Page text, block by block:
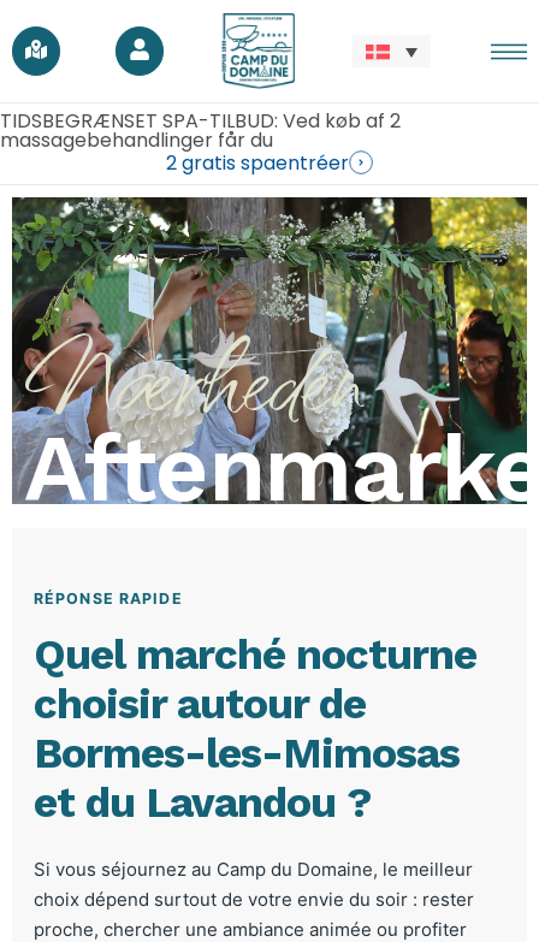
TIDSBEGRÆNSET SPA-TILBUD: Ved køb af 2
massagebehandlinger får du
2 gratis spaentréer
Nærheden
RÉPONSE RAPIDE
Quel marché nocturne
choisir autour de
Bormes-les-Mimosas
et du Lavandou ?
Si vous séjournez au Camp du Domaine, le meilleur
choix dépend surtout de votre envie du soir : rester
proche, chercher une ambiance animée ou profiter